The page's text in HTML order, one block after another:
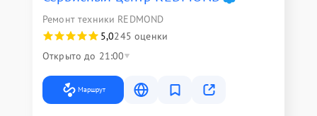
Ремонт техники REDMOND
5,0245 оценки
Открыто до 21:00
Маршрут